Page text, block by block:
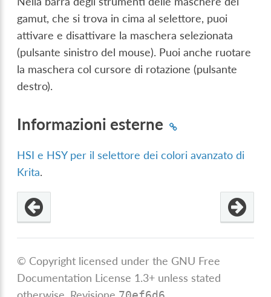
gamut, che si trova in cima al selettore, puoi
attivare e disattivare la maschera selezionata
(pulsante sinistro del mouse). Puoi anche ruotare
la maschera col cursore di rotazione (pulsante
destro).
Informazioni esterne
HSI e HSY per il selettore dei colori avanzato di
Krita.
© Copyright licensed under the GNU Free
Documentation License 1.3+ unless stated